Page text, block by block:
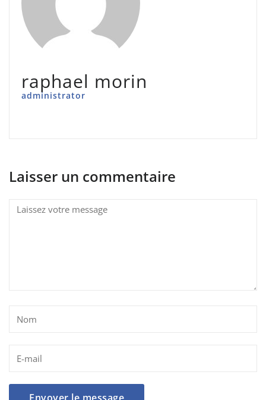
raphael morin
administrator
Laisser un commentaire